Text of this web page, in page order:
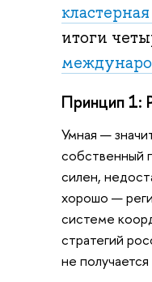
итоги
Принцип 1:
Умная —
собственный
силен,
хорошо —
системе
стратегий
не